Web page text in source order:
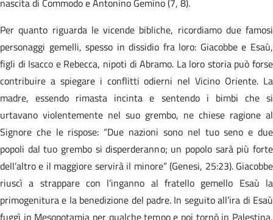
nascita di Commodo e Antonino Gemino (7, 8).
Per quanto riguarda le vicende bibliche, ricordiamo due famosi
personaggi gemelli, spesso in dissidio fra loro: Giacobbe e Esaù,
figli di Isacco e Rebecca, nipoti di Abramo. La loro storia può forse
contribuire a spiegare i conflitti odierni nel Vicino Oriente. La
madre, essendo rimasta incinta e sentendo i bimbi che si
urtavano violentemente nel suo grembo, ne chiese ragione al
Signore che le rispose: “Due nazioni sono nel tuo seno e due
popoli dal tuo grembo si disperderanno; un popolo sarà più forte
dell’altro e il maggiore servirà il minore” (Genesi, 25:23). Giacobbe
riuscì a strappare con l’inganno al fratello gemello Esaù la
primogenitura e la benedizione del padre. In seguito all’ira di Esaù
fuggì in Mesopotamia per qualche tempo e poi tornò in Palestina,